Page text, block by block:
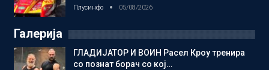
Плусинфо 05/08/2026
Галерија
ГЛАДИЈАТОР И ВОИН Расел Кроу тренира
со познат борач со кој…